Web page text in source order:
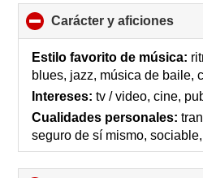
Carácter y aficiones
to
Estilo favorito de música:
blues, jazz, música de baile,
Intereses: tv / video, cine,
Cualidades personales:
seguro de sí mismo,